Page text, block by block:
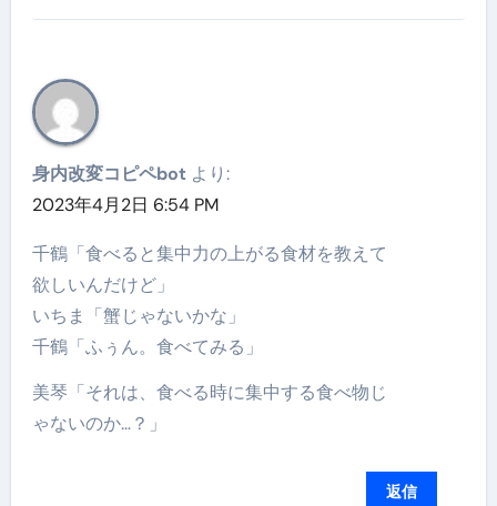
身内改変コピペbot より:
2023年4月2日 6:54 PM
千鶴「食べると集中力の上がる食材を教えて
欲しいんだけど」
いちま「蟹じゃないかな」
千鶴「ふぅん。食べてみる」
美琴「それは、食べる時に集中する食べ物じ
ゃないのか…？」
返信